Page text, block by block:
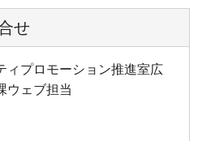
せ
ィプロモーション推進室広
ウェブ担当